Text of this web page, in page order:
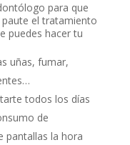
para que
el tratamiento
puedes hacer tu
uñas, fumar,
todos los días
de
pantallas la hora